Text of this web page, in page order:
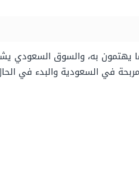
يهتمون به، والسوق السعودي
في السعودية والبدء في